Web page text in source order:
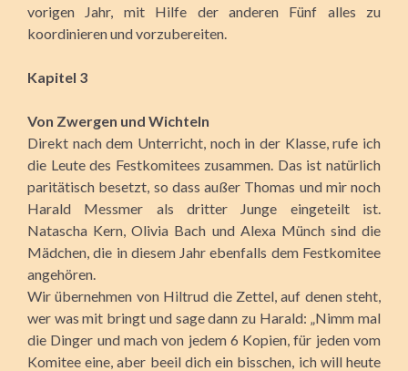
vorigen Jahr, mit Hilfe der anderen Fünf alles zu
koordinieren und vorzubereiten.
Kapitel 3
Von Zwergen und Wichteln
Direkt nach dem Unterricht, noch in der Klasse, rufe ich
die Leute des Festkomitees zusammen. Das ist natürlich
paritätisch besetzt, so dass außer Thomas und mir noch
Harald Messmer als dritter Junge eingeteilt ist.
Natascha Kern, Olivia Bach und Alexa Münch sind die
Mädchen, die in diesem Jahr ebenfalls dem Festkomitee
angehören.
Wir übernehmen von Hiltrud die Zettel, auf denen steht,
wer was mit bringt und sage dann zu Harald: „Nimm mal
die Dinger und mach von jedem 6 Kopien, für jeden vom
Komitee eine, aber beeil dich ein bisschen, ich will heute